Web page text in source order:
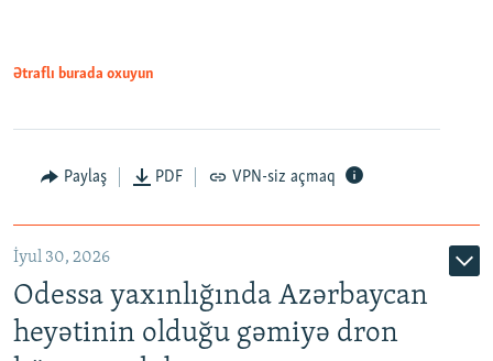
Ətraflı burada oxuyun
Paylaş PDF VPN-siz açmaq
İyul 30, 2026
Odessa yaxınlığında Azərbaycan
heyətinin olduğu gəmiyə dron